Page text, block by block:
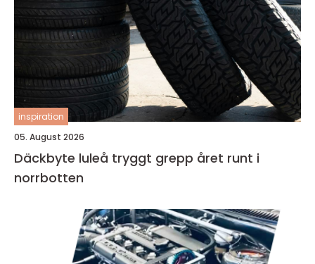
inspiration
05. August 2026
Däckbyte luleå tryggt grepp året runt i
norrbotten